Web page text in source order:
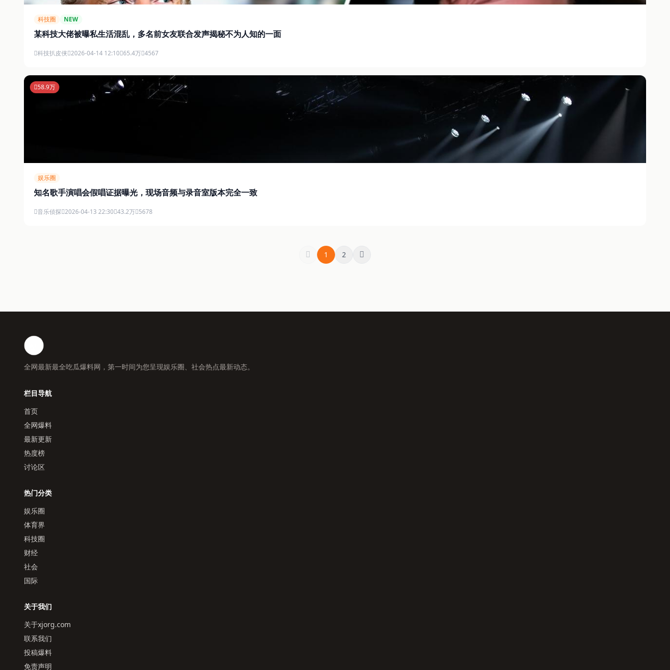
科技圈 NEW
某科技大佬被曝私生活混乱，多名前女友联合发声揭秘不为人知的一面
科技扒皮侠 2026-04-14 12:10 65.4万 4567
58.9万
娱乐圈
知名歌手演唱会假唱证据曝光，现场音频与录音室版本完全一致
音乐侦探 2026-04-13 22:30 43.2万 5678
1 2
全网最新最全吃瓜爆料网，第一时间为您呈现娱乐圈、社会热点最新动态。
栏目导航
首页
全网爆料
最新更新
热度榜
讨论区
热门分类
娱乐圈
体育界
科技圈
财经
社会
国际
关于我们
关于xjorg.com
联系我们
投稿爆料
免责声明